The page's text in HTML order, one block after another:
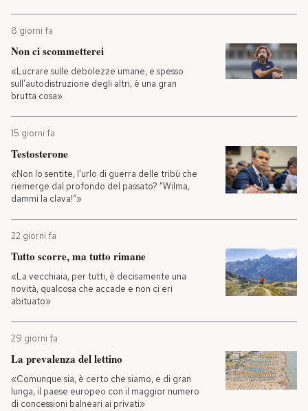
I MIEI PREFERITI
SHOP
AREA PERSONALE
Entra
8 giorni fa
Non ci scommetterei
«Lucrare sulle debolezze umane, e spesso
sull’autodistruzione degli altri, è una gran
brutta cosa»
15 giorni fa
Testosterone
«Non lo sentite, l’urlo di guerra delle tribù che
riemerge dal profondo del passato? ”Wilma,
dammi la clava!“»
22 giorni fa
Tutto scorre, ma tutto rimane
«La vecchiaia, per tutti, è decisamente una
novità, qualcosa che accade e non ci eri
abituato»
29 giorni fa
La prevalenza del lettino
«Comunque sia, è certo che siamo, e di gran
lunga, il paese europeo con il maggior numero
di concessioni balneari ai privati»